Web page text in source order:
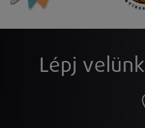
Lépj velünk